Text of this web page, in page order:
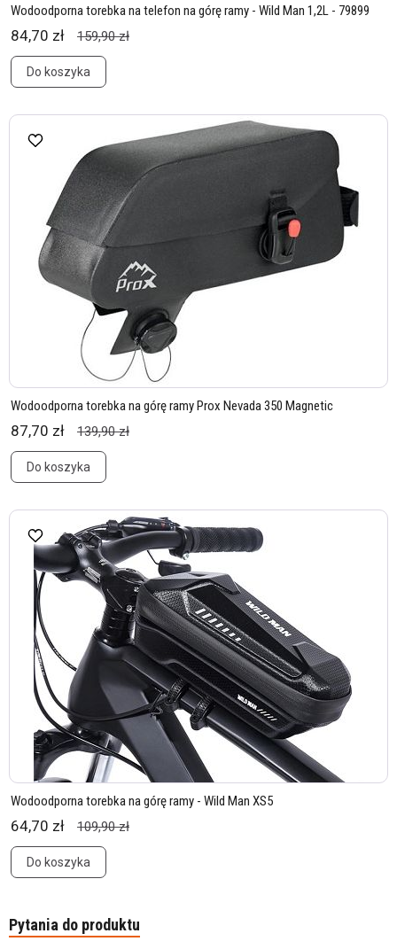
Wodoodporna torebka na telefon na górę ramy - Wild Man 1,2L - 79899
84,70 zł 159,90 zł
Do koszyka
Wodoodporna torebka na górę ramy Prox Nevada 350 Magnetic
87,70 zł 139,90 zł
Do koszyka
Wodoodporna torebka na górę ramy - Wild Man XS5
64,70 zł 109,90 zł
Do koszyka
Pytania do produktu